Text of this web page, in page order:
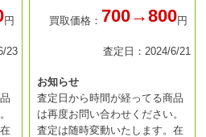
円
23
買取価格： 700→800円
査定日：2024/6/21
お知らせ
査定日から時間が経ってる商品
は再度お問い合わせください。
査定は随時変動いたします。在